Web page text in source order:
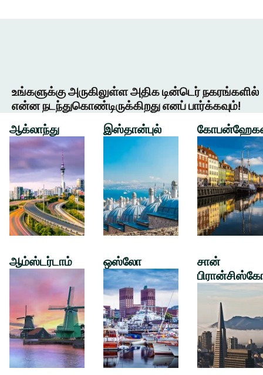
உங்களுக்கு அருகிலுள்ள அதிக டின்டெர் நகரங்களில்
என்ன நடந்துகொண்டிருக்கிறது எனப் பார்க்கவும்!
ஆக்லாந்து
ஆம்ஸ்டர்டாம்
இஸ்தான்புல்
ஒஸ்லோ
சான்